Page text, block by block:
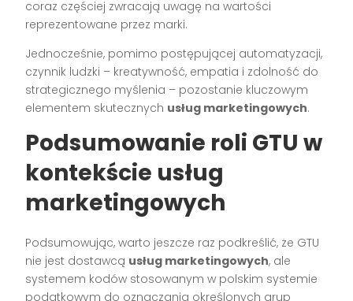
coraz częściej zwracają uwagę na wartości
reprezentowane przez marki.
Jednocześnie, pomimo postępującej automatyzacji,
czynnik ludzki – kreatywność, empatia i zdolność do
strategicznego myślenia – pozostanie kluczowym
elementem skutecznych usług marketingowych.
Podsumowanie roli GTU w
kontekście usług
marketingowych
Podsumowując, warto jeszcze raz podkreślić, że GTU
nie jest dostawcą usług marketingowych, ale
systemem kodów stosowanym w polskim systemie
podatkowym do oznaczania określonych grup